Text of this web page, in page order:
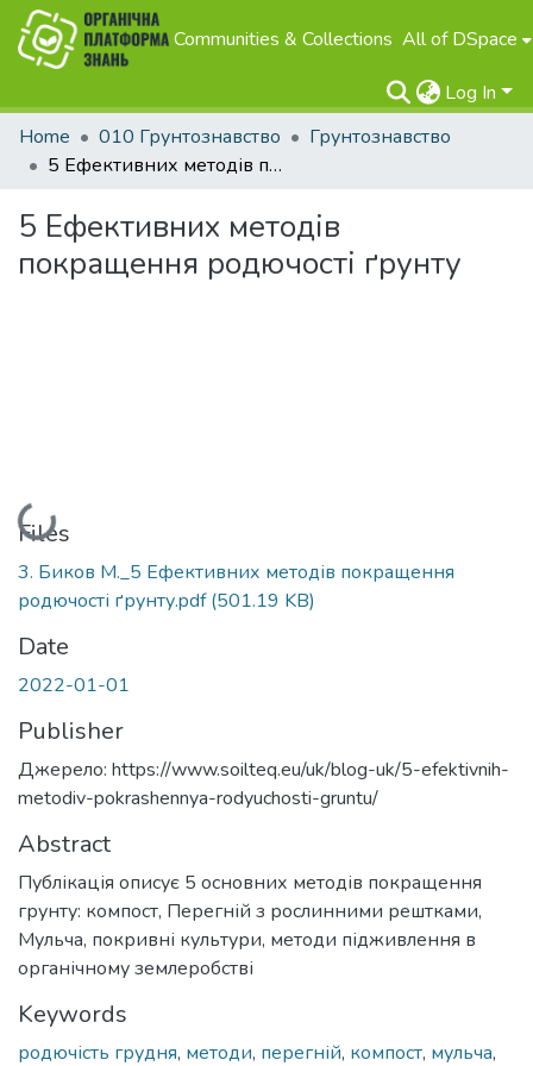
Communities & Collections All of DSpace
Log In
Home
010 Грунтознавство
Грунтознавство
5 Ефективних методів покращення родючості ґрунту
5 Ефективних методів
покращення родючості ґрунту
Loading...
Files
3. Биков М._5 Ефективних методів покращення
родючості ґрунту.pdf(501.19 KB)
Date
2022-01-01
Publisher
Джерело: https://www.soilteq.eu/uk/blog-uk/5-efektivnih-
metodiv-pokrashennya-rodyuchosti-gruntu/
Abstract
Публікація описує 5 основних методів покращення
грунту: компост, Перегній з рослинними рештками,
Мульча, покривні культури, методи підживлення в
органічному землеробстві
Keywords
родючість грудня, методи, перегній, компост, мульча,